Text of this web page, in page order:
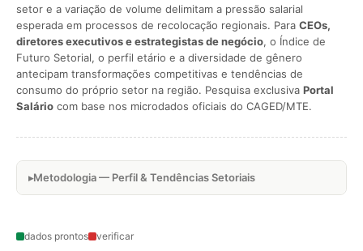
setor e a variação de volume delimitam a pressão salarial
esperada em processos de recolocação regionais. Para CEOs,
diretores executivos e estrategistas de negócio, o Índice de
Futuro Setorial, o perfil etário e a diversidade de gênero
antecipam transformações competitivas e tendências de
consumo do próprio setor na região. Pesquisa exclusiva Portal
Salário com base nos microdados oficiais do CAGED/MTE.
Metodologia — Perfil & Tendências Setoriais
dados prontos verificar